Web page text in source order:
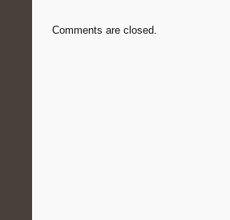
Comments are closed.